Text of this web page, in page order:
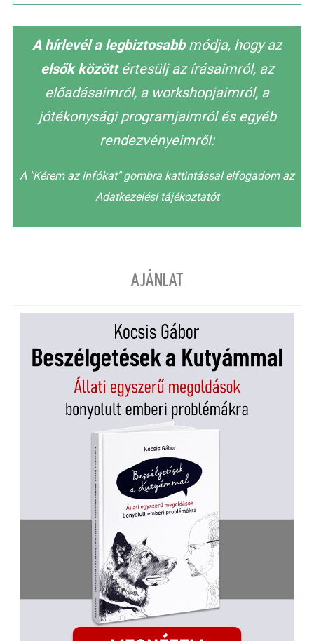
A hírlevél a legbiztosabbmódja, hogy az
elsők közöttértesülj az írásaimról, az
előadásaimról, a workshopjaimról, a
jótékonysági programjaimról és egyéb
rendezvényeimről:
A "Kérem az infókat" gombra kattintással elfogadom az
Adatkezelési tájékoztatót
AJÁNLAT